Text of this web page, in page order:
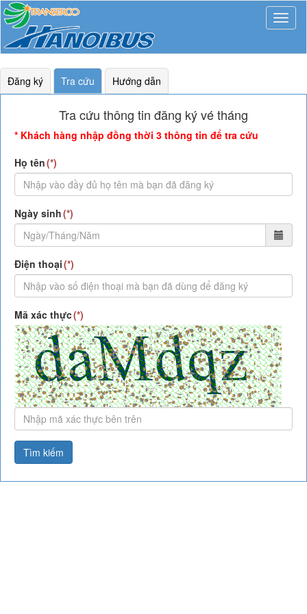
Mở
rộng
Đăng ký Tra cứu Hướng dẫn
Tra cứu thông tin đăng ký vé tháng
* Khách hàng nhập đồng thời 3 thông tin để tra cứu
Họ tên
Ngày sinh
Điện thoại
Mã xác thực
Tìm kiếm